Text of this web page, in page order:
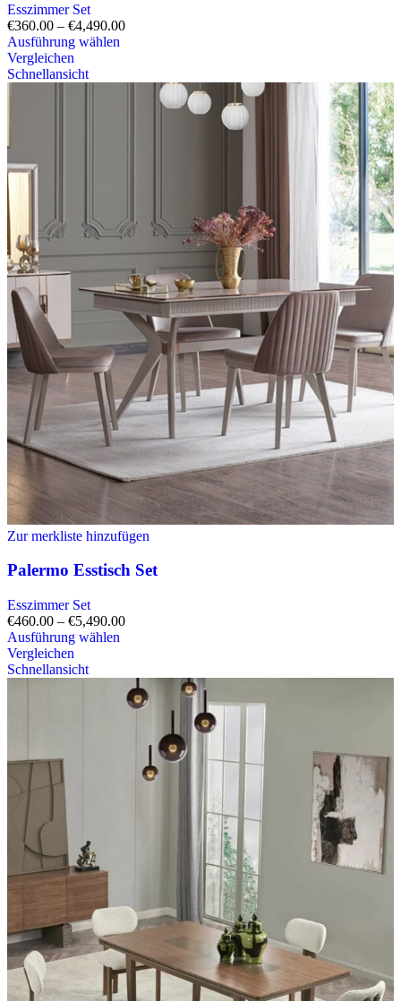
Esszimmer Set
€360.00 – €4,490.00
Ausführung wählen
Vergleichen
Schnellansicht
Zur merkliste hinzufügen
Palermo Esstisch Set
Esszimmer Set
€460.00 – €5,490.00
Ausführung wählen
Vergleichen
Schnellansicht